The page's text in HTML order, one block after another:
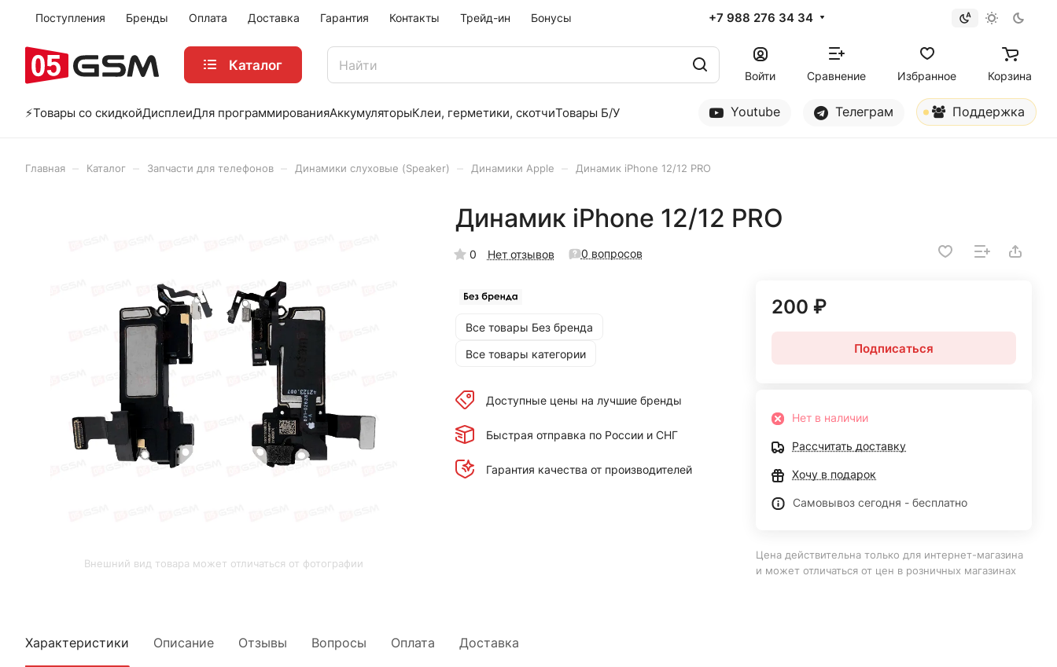
Поступления Бренды Оплата Доставка Гарантия Контакты Трейд-ин Бонусы +7 988 276 34 34
Каталог
Войти Сравнение Избранное Корзина
⚡️Товары со скидкойДисплеиДля программированияАккумуляторыКлеи, герметики, скотчиТовары Б/У Youtube Телеграм Поддержка
Главная Каталог Запчасти для телефонов Динамики слуховые (Speaker) Динамики Apple Динамик iPhone 12/12 PRO
Внешний вид товара может отличаться от фотографии
Динамик iPhone 12/12 PRO
0 Нет отзывов 0 вопросов
Все товары Без бренда
Все товары категории
Доступные цены на лучшие бренды
Быстрая отправка по России и СНГ
Гарантия качества от производителей
200 ₽
Подписаться
Нет в наличии
Рассчитать доставку
Хочу в подарок
Самовывоз сегодня - бесплатно
Цена действительна только для интернет-магазина
и может отличаться от цен в розничных магазинах
Характеристики Описание Отзывы Вопросы Оплата Доставка